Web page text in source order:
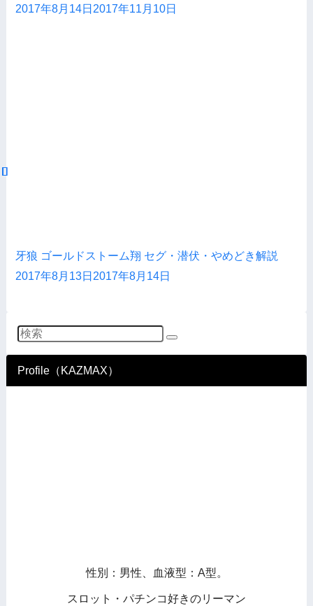
2017年8月14日 2017年11月10日
牙狼 ゴールドストーム翔 セグ・潜伏・やめどき解説
2017年8月13日 2017年8月14日
Profile（KAZMAX）
性別：男性、血液型：A型。
スロット・パチンコ好きのリーマン